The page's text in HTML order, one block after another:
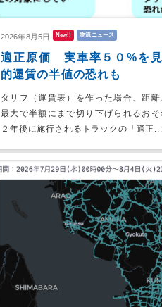
2026年8月5日 New!! 物流ニュース
適正原価 実車率５０%を
的運賃の半値の恐れも
タリフ（運賃表）を作った場合、距
最大で半額にまで切り下げられるおそ
２年後に施行されるトラックの「適正...